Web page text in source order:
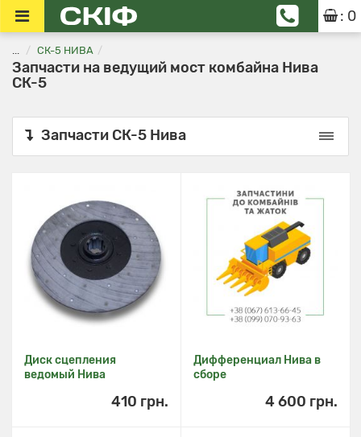
: 0
... СК-5 НИВА
Запчасти на ведущий мост комбайна Нива
СК-5
Запчасти СК-5 Нива
Диск сцепления
ведомый Нива
410 грн.
Дифференциал Нива в
сборе
4 600 грн.